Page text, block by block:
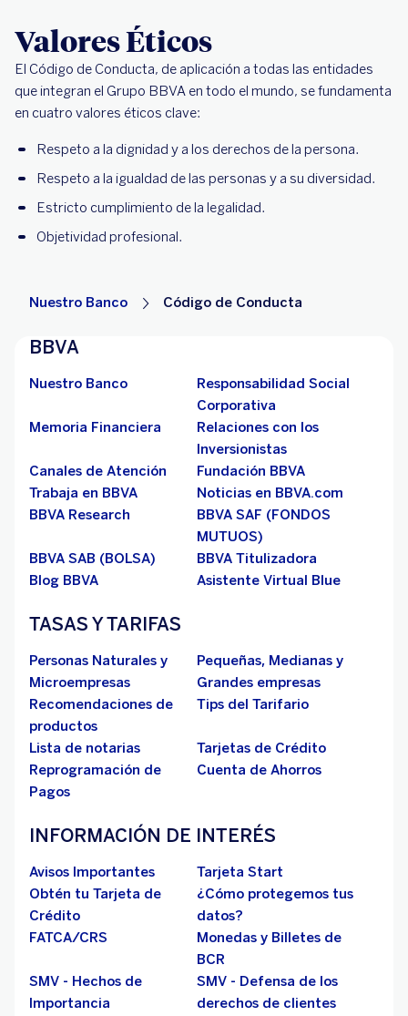
Valores Éticos
El Código de Conducta, de aplicación a todas las entidades
que integran el Grupo BBVA en todo el mundo, se fundamenta
en cuatro valores éticos clave:
Respeto a la dignidad y a los derechos de la persona.
Respeto a la igualdad de las personas y a su diversidad.
Estricto cumplimiento de la legalidad.
Objetividad profesional.
Nuestro Banco Código de Conducta
BBVA
Nuestro Banco
Responsabilidad Social
Corporativa
Memoria Financiera
Relaciones con los
Inversionistas
Canales de Atención
Fundación BBVA
Trabaja en BBVA
Noticias en BBVA.com
BBVA Research
BBVA SAF (FONDOS
MUTUOS)
BBVA SAB (BOLSA)
BBVA Titulizadora
Blog BBVA
Asistente Virtual Blue
TASAS Y TARIFAS
Personas Naturales y
Microempresas
Pequeñas, Medianas y
Grandes empresas
Recomendaciones de
productos
Tips del Tarifario
Lista de notarias
Tarjetas de Crédito
Reprogramación de
Pagos
Cuenta de Ahorros
INFORMACIÓN DE INTERÉS
Avisos Importantes
Tarjeta Start
Obtén tu Tarjeta de
Crédito
¿Cómo protegemos tus
datos?
FATCA/CRS
Monedas y Billetes de
BCR
SMV - Hechos de
Importancia
SMV - Defensa de los
derechos de clientes